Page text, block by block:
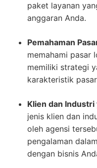
paket layanan
anggaran Anda.
Pemahaman
memahami pasar
memiliki strategi
karakteristik
Klien dan Industri
jenis klien dan
oleh agensi
pengalaman
dengan bisnis